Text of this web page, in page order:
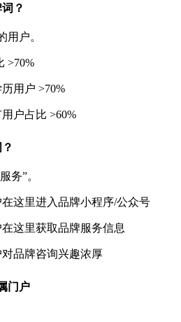
？
用户。
>70%
用户 >70%
户占比 >60%
务”。
这里进入品牌小程序/公众号
这里获取品牌服务信息
品牌咨询兴趣浓厚
门户